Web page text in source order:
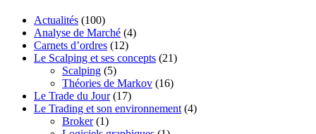
Actualités (100)
Analyse de Marché (4)
Carnets d’ordres (12)
Le Scalping et ses concepts (21)
Scalping (5)
Théories de Markov (16)
Le Trade du Jour(17)
Le Trading et son environnement (4)
Broker(1)